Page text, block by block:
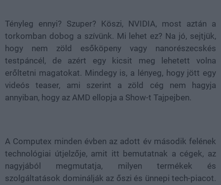
Tényleg ennyi? Szuper? Köszi, NVIDIA, most aztán a
torkomban dobog a szívünk. Mi lehet ez? Na jó, sejtjük,
hogy nem zöld esőköpeny vagy nanorészecskés
testpáncél, de azért egy kicsit meg lehetett volna
erőltetni magatokat. Mindegy is, a lényeg, hogy jött egy
videós teaser, ami szerint a zöld cég nem hagyja
annyiban, hogy az AMD ellopja a Show-t Tajpejben.
A Computex minden évben az adott év második felének
technológiai útjelzője, amit itt bemutatnak a cégek, az
nagyjából megmutatja, milyen termékek és
szolgáltatások dominálják az őszi és ünnepi tech-piacot.